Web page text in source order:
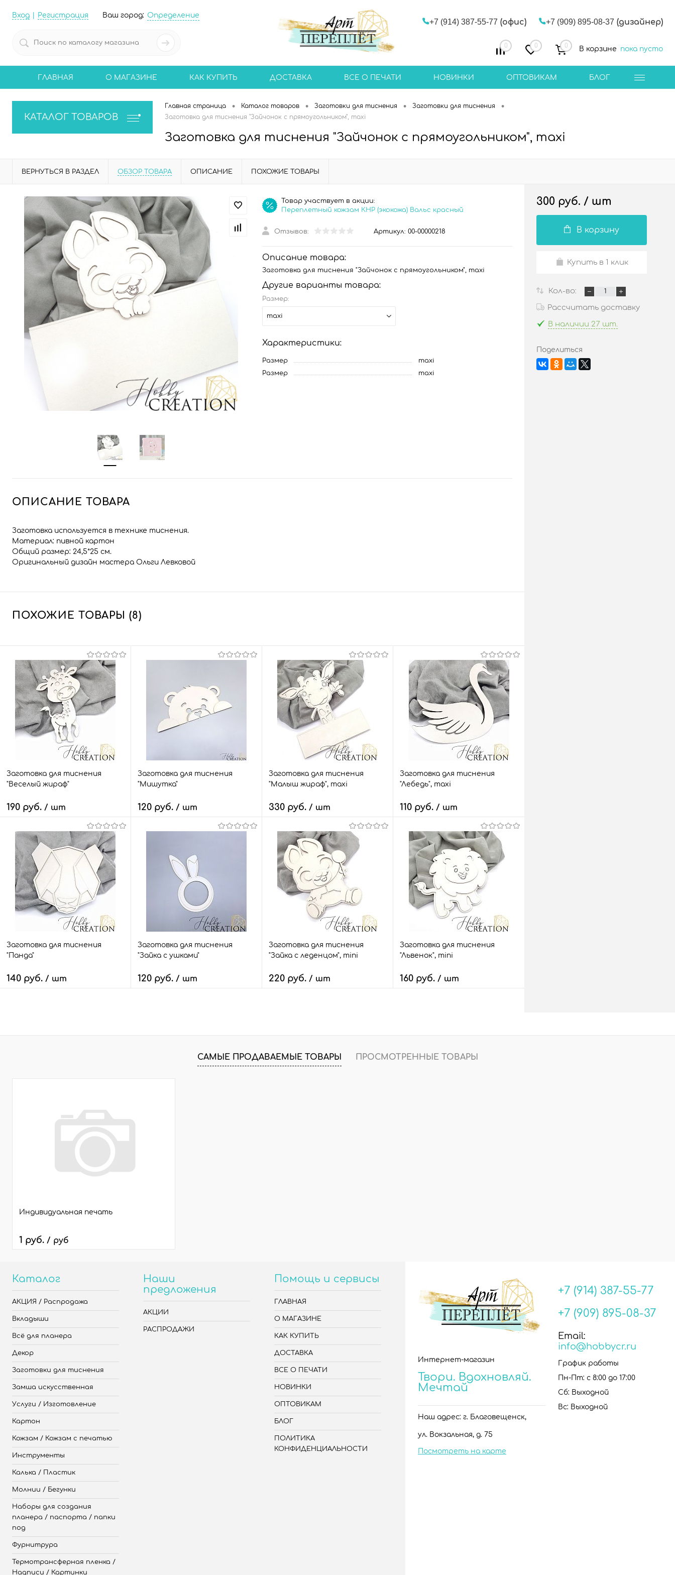
Вход Регистрация Ваш город: Определение
+7 (914) 387-55-77 (офис) +7 (909) 895-08-37 (дизайнер)
0 0 0 В корзине пока пусто
ГЛАВНАЯ О МАГАЗИНЕ КАК КУПИТЬ ДОСТАВКА ВСЕ О ПЕЧАТИ НОВИНКИ ОПТОВИКАМ БЛОГ
КАТАЛОГ ТОВАРОВ
Главная страница • Каталог товаров • Заготовки для тиснения • Заготовки для тиснения •
Заготовка для тиснения "Зайчонок с прямоугольником", maxi
Заготовка для тиснения "Зайчонок с прямоугольником", maxi
ВЕРНУТЬСЯ В РАЗДЕЛ ОБЗОР ТОВАРА ОПИСАНИЕ ПОХОЖИЕ ТОВАРЫ
Товар участвует в акции:
Переплетный кожзам КНР (экокожа) Вальс красный
Отзывов: Артикул: 00-00000218
Описание товара:
Заготовка для тиснения "Зайчонок с прямоугольником", maxi
Другие варианты товара:
Размер:
maxi
Характеристики:
Размер
maxi
Размер
maxi
ОПИСАНИЕ ТОВАРА
Заготовка используется в технике тиснения.
Материал: пивной картон
Общий размер: 24,5*25 см.
Оригинальный дизайн мастера Ольги Левковой
ПОХОЖИЕ ТОВАРЫ (8)
Заготовка для тиснения
"Веселый жираф"
190 руб. / шт
В корзину
Быстрый заказ
Сравнить
В избранное
27 шт.
Размер:
mini
Заготовка для тиснения
"Мишутка"
120 руб. / шт
Быстрый заказ
В избранное
Заготовка для тиснения
"Малыш жираф", maxi
330 руб. / шт
В корзину
Быстрый заказ
Сравнить
В избранное
19 шт.
Размер:
Заготовка для тиснения
"Лебедь", maxi
110 руб. / шт
В корзину
Быстрый заказ
Сравнить
В избранное
6 шт.
Размер:
Заготовка для тиснения
"Панда"
140 руб. / шт
Быстрый заказ
Сравнить
Заготовка для тиснения
"Зайка с ушками"
120 руб. / шт
Быстрый заказ
Сравнить
Заготовка для тиснения
"Зайка с леденцом", mini
220 руб. / шт
Быстрый заказ
Сравнить
Размер:
Заготовка для тиснения
"Львенок", mini
160 руб. / шт
Быстрый заказ
Сравнить
300 руб. / шт
В корзину
Купить в 1 клик
Кол-во:
Рассчитать доставку
В наличии 27 шт.
Поделиться
САМЫЕ ПРОДАВАЕМЫЕ ТОВАРЫ ПРОСМОТРЕННЫЕ ТОВАРЫ
Индивидуальная печать
1 руб. / руб
Каталог
АКЦИЯ / Распродажа
Вкладыши
Всё для планера
Декор
Заготовки для тиснения
Замша искусственная
Услуги / Изготовление
Картон
Кожзам / Кожзам с печатью
Инструменты
Калька / Пластик
Молнии / Бегунки
Наборы для создания
планера / паспорта / папки
под
Фурнитрура
Термотрансферная пленка /
Надписи / Картинки
Наши
предложения
АКЦИИ
РАСПРОДАЖИ
Помощь и сервисы
ГЛАВНАЯ
О МАГАЗИНЕ
КАК КУПИТЬ
ДОСТАВКА
ВСЕ О ПЕЧАТИ
НОВИНКИ
ОПТОВИКАМ
БЛОГ
ПОЛИТИКА
КОНФИДЕНЦИАЛЬНОСТИ
Интернет-магазин
Твори. Вдохновляй.
Мечтай
Наш адрес: г. Благовещенск,
ул. Вокзальная, д. 75
Посмотреть на карте
+7 (914) 387-55-77
+7 (909) 895-08-37
Email:
info@hobbycr.ru
График работы
Пн-Пт: с 8:00 до 17:00
Сб: Выходной
Вс: Выходной